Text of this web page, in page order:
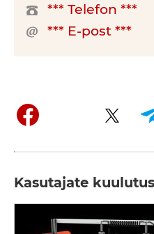
*** Telefon ***
*** E-post ***
Kasutajate